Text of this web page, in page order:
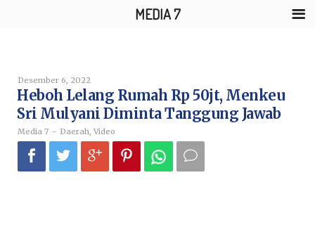
Desember 6, 2022
Media
7
Heboh Lelang Rumah Rp 50jt, Menkeu
Sri Mulyani Diminta Tanggung Jawab
Media 7 - Daerah, Video
MEDIA 7